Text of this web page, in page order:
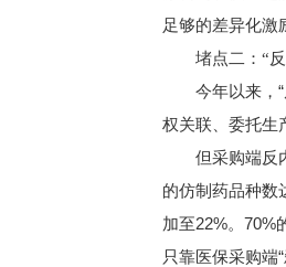
足够的差异化激
堵点二：“
今年以来，“
权关联、委托生
但采购端反内
的仿制药品种数
加至22%。70%
只靠医保采购端